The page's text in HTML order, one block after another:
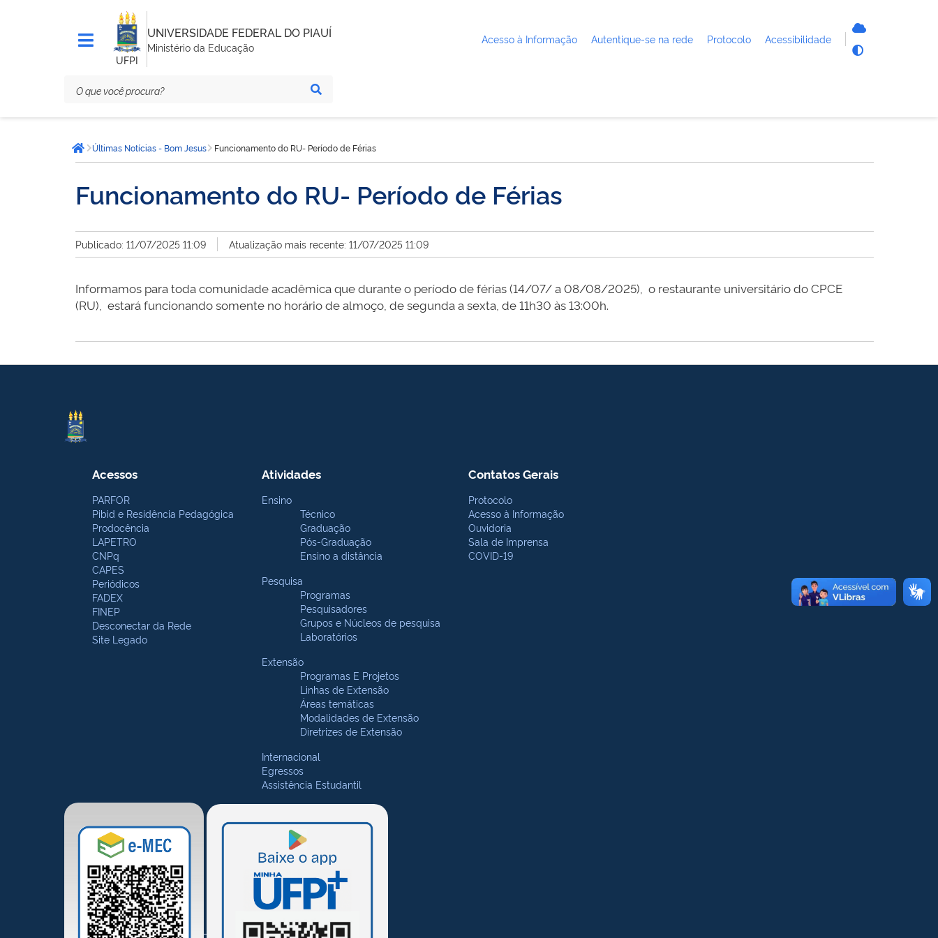
UFPI
UNIVERSIDADE FEDERAL DO PIAUÍ
Ministério da Educação
Acesso à Informação Autentique-se na rede Protocolo Acessibilidade
está
aqui:Página inicial
Últimas Notícias - Bom Jesus Funcionamento do RU- Período de Férias
Funcionamento do RU- Período de Férias
Publicado: 11/07/2025 11:09 Atualização mais recente: 11/07/2025 11:09
Informamos para toda comunidade acadêmica que durante o período de férias (14/07/ a 08/08/2025), o restaurante universitário do CPCE
(RU), estará funcionando somente no horário de almoço, de segunda a sexta, de 11h30 às 13:00h.
Acessos
PARFOR
Pibid e Residência Pedagógica
Prodocência
LAPETRO
CNPq
CAPES
Periódicos
FADEX
FINEP
Desconectar da Rede
Site Legado
Atividades
Ensino
Técnico
Graduação
Pós-Graduação
Ensino a distância
Pesquisa
Programas
Pesquisadores
Grupos e Núcleos de pesquisa
Laboratórios
Extensão
Programas E Projetos
Linhas de Extensão
Áreas temáticas
Modalidades de Extensão
Diretrizes de Extensão
Internacional
Egressos
Assistência Estudantil
Contatos Gerais
Protocolo
Acesso à Informação
Ouvidoria
Sala de Imprensa
COVID-19